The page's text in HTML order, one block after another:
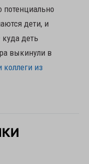
потенциально
дети, и
деть
выкинули в
из